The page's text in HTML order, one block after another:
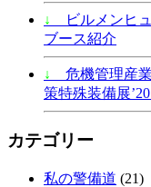
↓
ビルメンヒ
ブース紹介
↓
危機管理産
策特殊装備展’20
カテゴリー
私の警備道 (21)